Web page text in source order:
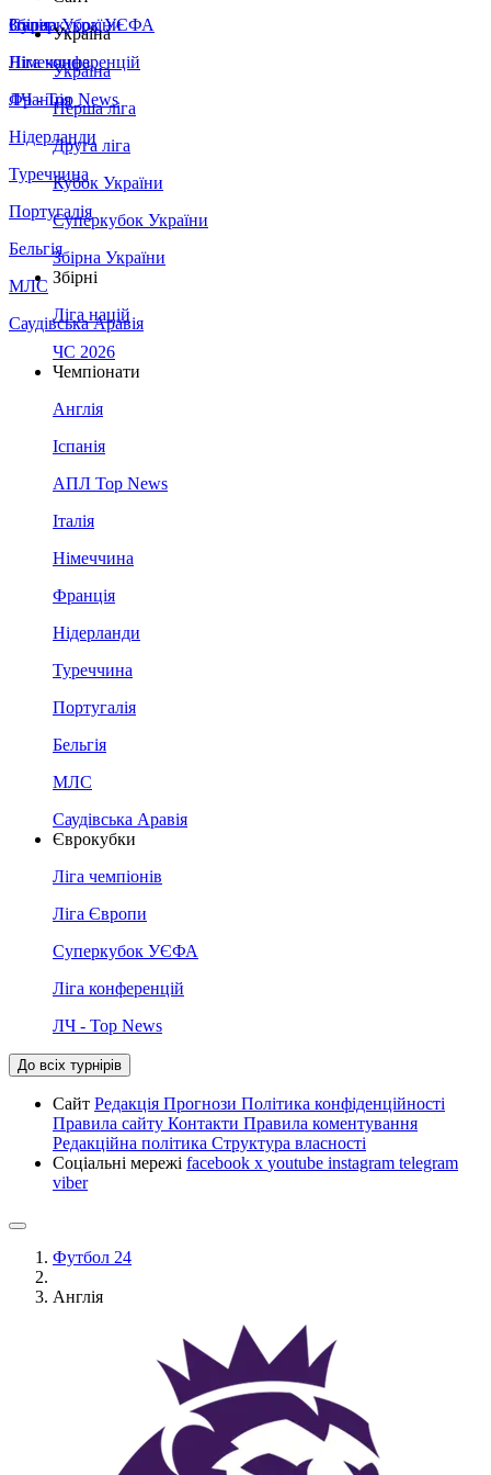
Збірна України
Італія
Німеччина
Франція
Нідерланди
Туреччина
Португалія
Бельгія
МЛС
Саудівська Аравія
Суперкубок УЄФА
Ліга конференцій
ЛЧ - Top News
Україна
Україна
Перша ліга
Друга ліга
Кубок України
Суперкубок України
Збірна України
Збірні
Ліга націй
ЧС 2026
Чемпіонати
Англія
Іспанія
АПЛ Top News
Італія
Німеччина
Франція
Нідерланди
Туреччина
Португалія
Бельгія
МЛС
Саудівська Аравія
Єврокубки
Ліга чемпіонів
Ліга Європи
Суперкубок УЄФА
Ліга конференцій
ЛЧ - Top News
До всіх турнірів
Сайт Редакція Прогнози Політика конфіденційності
Правила сайту Контакти Правила коментування
Редакційна політика Структура власності
Соціальні мережі facebook x youtube instagram telegram
viber
Футбол 24
Англія